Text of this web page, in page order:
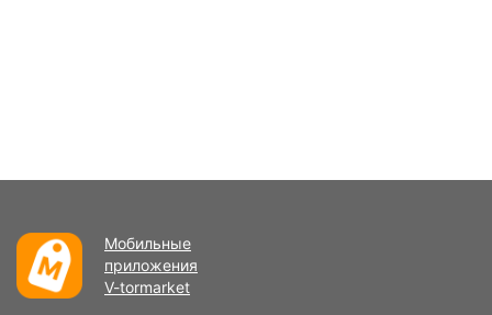
Мобильные
приложения
V-tormarket